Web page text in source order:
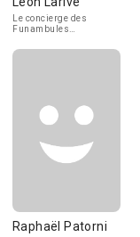
Le concierge des
Funambules
Raphaël Patorni